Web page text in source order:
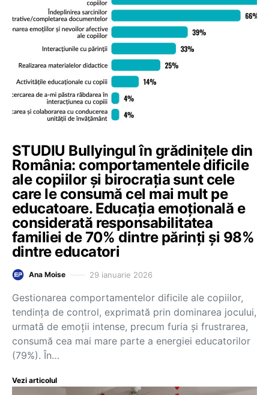
STUDIU Bullyingul în grădinițele din
România: comportamentele dificile
ale copiilor și birocrația sunt cele
care le consumă cel mai mult pe
educatoare. Educația emoțională e
considerată responsabilitatea
familiei de 70% dintre părinți și 98%
dintre educatori
Ana Moise 29 ianuarie 2026
Gestionarea comportamentelor dificile ale copiilor,
tendința de control, exprimată prin dominarea jocului,
urmată de emoții intense, precum furia și frustrarea,
consumă cea mai mare parte a energiei educatorilor
(79%). În…
Vezi articolul